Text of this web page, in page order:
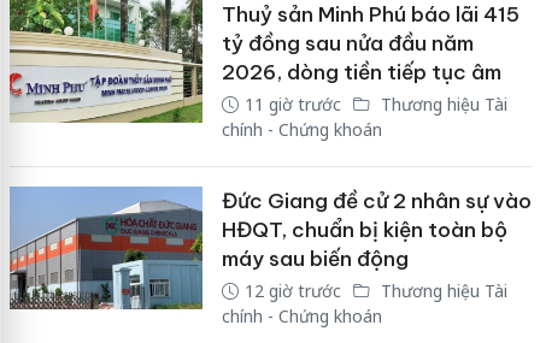
Thuỷ sản Minh Phú báo lãi 415
tỷ đồng sau nửa đầu năm
2026, dòng tiền tiếp tục âm
11 giờ trước
Thương hiệu Tài
chính - Chứng khoán
Đức Giang đề cử 2 nhân sự vào
HĐQT, chuẩn bị kiện toàn bộ
máy sau biến động
12 giờ trước
Thương hiệu Tài
chính - Chứng khoán